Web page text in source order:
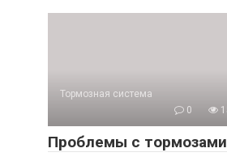
Тормозная система
0
Проблемы с